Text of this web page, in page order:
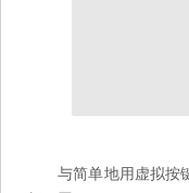
与简单地用虚拟按